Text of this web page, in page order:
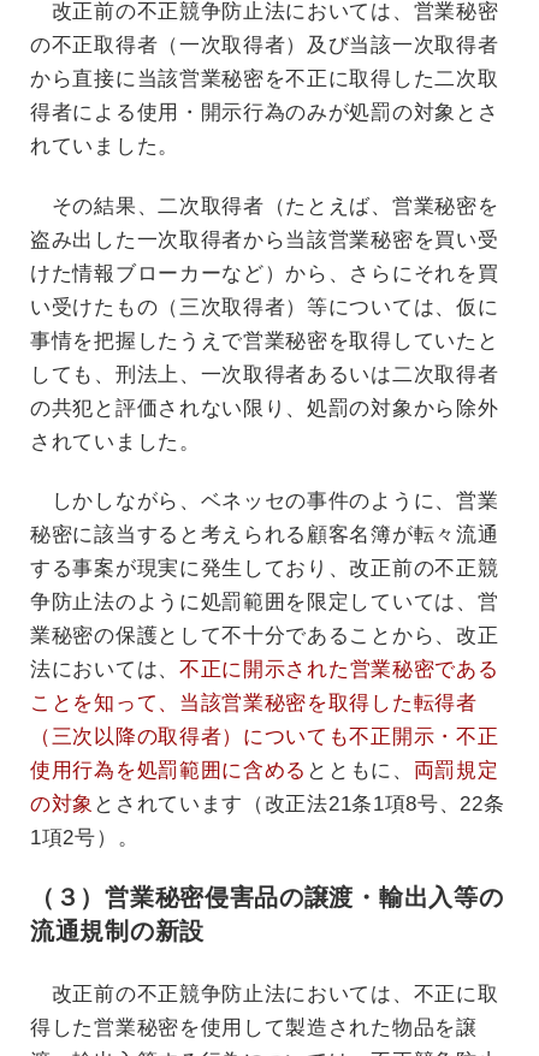
改正前の不正競争防止法においては、営業秘密
の不正取得者（一次取得者）及び当該一次取得者
から直接に当該営業秘密を不正に取得した二次取
得者による使用・開示行為のみが処罰の対象とさ
れていました。
その結果、二次取得者（たとえば、営業秘密を
盗み出した一次取得者から当該営業秘密を買い受
けた情報ブローカーなど）から、さらにそれを買
い受けたもの（三次取得者）等については、仮に
事情を把握したうえで営業秘密を取得していたと
しても、刑法上、一次取得者あるいは二次取得者
の共犯と評価されない限り、処罰の対象から除外
されていました。
しかしながら、ベネッセの事件のように、営業
秘密に該当すると考えられる顧客名簿が転々流通
する事案が現実に発生しており、改正前の不正競
争防止法のように処罰範囲を限定していては、営
業秘密の保護として不十分であることから、改正
法においては、 不正に開示された営業秘密である
ことを知って、当該営業秘密を取得した転得者
（三次以降の取得者）についても不正開示・不正
使用行為を処罰範囲に含める とともに、 両罰規定
の対象 とされています（改正法21条1項8号、22条
1項2号）。
（３）営業秘密侵害品の譲渡・輸出入等の
流通規制の新設
改正前の不正競争防止法においては、不正に取
得した営業秘密を使用して製造された物品を譲